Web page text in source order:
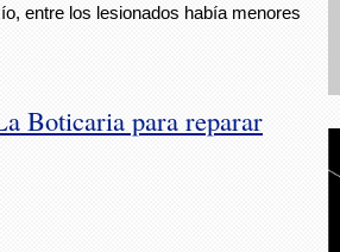
entre los lesionados había menores
Boticaria para reparar